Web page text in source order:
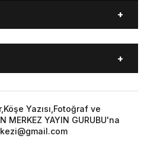
EKONOMİ
YEREL HABERLER
…
3. SAYFA
KÜLTÜR
ÖZEL HABER
YEREL HABERLER
…
Yazısı,Fotoğraf ve
MERKEZ YAYIN GURUBU'na